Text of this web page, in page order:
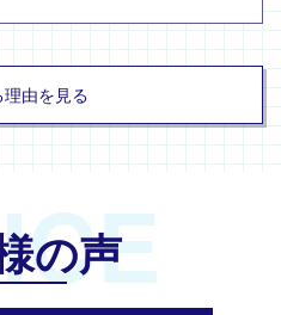
由を見る
の声